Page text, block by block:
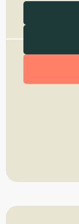
Description